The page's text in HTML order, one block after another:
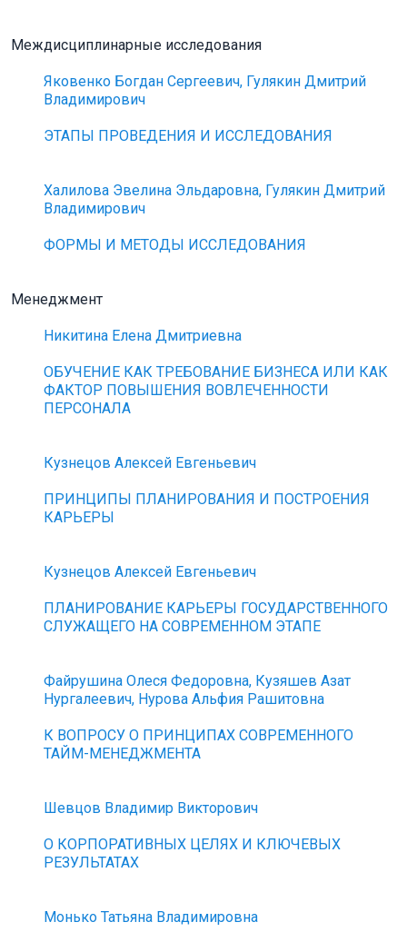
Междисциплинарные исследования
Яковенко Богдан Сергеевич, Гулякин Дмитрий
Владимирович
ЭТАПЫ ПРОВЕДЕНИЯ И ИССЛЕДОВАНИЯ
Халилова Эвелина Эльдаровна, Гулякин Дмитрий
Владимирович
ФОРМЫ И МЕТОДЫ ИССЛЕДОВАНИЯ
Менеджмент
Никитина Елена Дмитриевна
ОБУЧЕНИЕ КАК ТРЕБОВАНИЕ БИЗНЕСА ИЛИ КАК
ФАКТОР ПОВЫШЕНИЯ ВОВЛЕЧЕННОСТИ
ПЕРСОНАЛА
Кузнецов Алексей Евгеньевич
ПРИНЦИПЫ ПЛАНИРОВАНИЯ И ПОСТРОЕНИЯ
КАРЬЕРЫ
Кузнецов Алексей Евгеньевич
ПЛАНИРОВАНИЕ КАРЬЕРЫ ГОСУДАРСТВЕННОГО
СЛУЖАЩЕГО НА СОВРЕМЕННОМ ЭТАПЕ
Файрушина Олеся Федоровна, Кузяшев Азат
Нургалеевич, Нурова Альфия Рашитовна
К ВОПРОСУ О ПРИНЦИПАХ СОВРЕМЕННОГО
ТАЙМ-МЕНЕДЖМЕНТА
Шевцов Владимир Викторович
О КОРПОРАТИВНЫХ ЦЕЛЯХ И КЛЮЧЕВЫХ
РЕЗУЛЬТАТАХ
Монько Татьяна Владимировна